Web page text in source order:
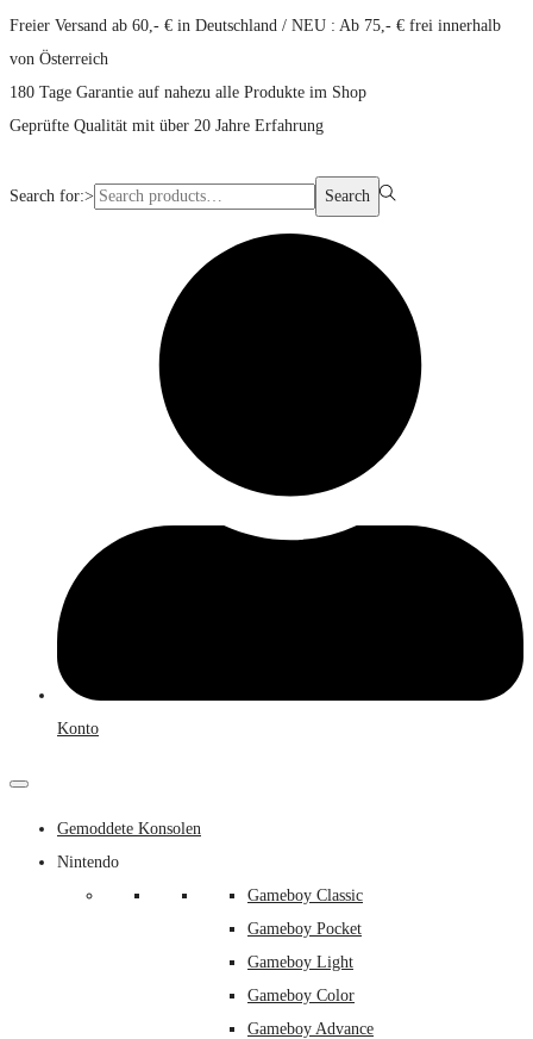
Freier Versand ab 60,- € in Deutschland / NEU : Ab 75,- € frei innerhalb
von Österreich
180 Tage Garantie auf nahezu alle Produkte im Shop
Geprüfte Qualität mit über 20 Jahre Erfahrung
Search for:> Search
Konto
Gemoddete Konsolen
Nintendo
Gameboy Classic
Gameboy Pocket
Gameboy Light
Gameboy Color
Gameboy Advance